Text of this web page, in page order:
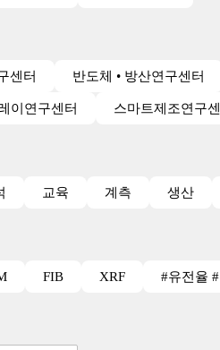
센터 반도체 • 방산연구센터
이연구센터 스마트제조연구
교육 계측 생산
FIB XRF #유전율